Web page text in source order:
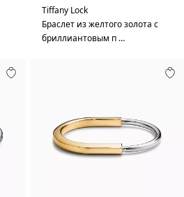
Tiffany Lock
Браслет из желтого золота с
бриллиантовым п …